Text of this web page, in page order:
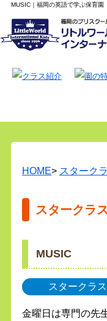
MUSIC｜福岡の英語で学ぶ保育
HOME> スターク
スタークラ
MUSIC
スタークラ
金曜日は専門の先